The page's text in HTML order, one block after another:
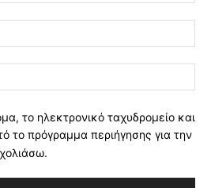
το ηλεκτρονικό ταχυδρομείο και
το πρόγραμμα περιήγησης για την